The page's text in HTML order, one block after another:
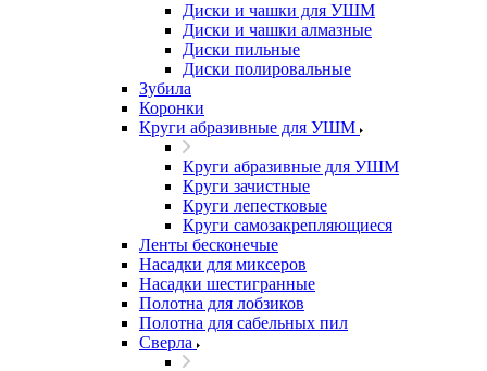
Диски и чашки для УШМ
Диски и чашки алмазные
Диски пильные
Диски полировальные
Зубила
Коронки
Круги абразивные для УШМ
Круги абразивные для УШМ
Круги зачистные
Круги лепестковые
Круги самозакрепляющиеся
Ленты бесконечые
Насадки для миксеров
Насадки шестигранные
Полотна для лобзиков
Полотна для сабельных пил
Сверла